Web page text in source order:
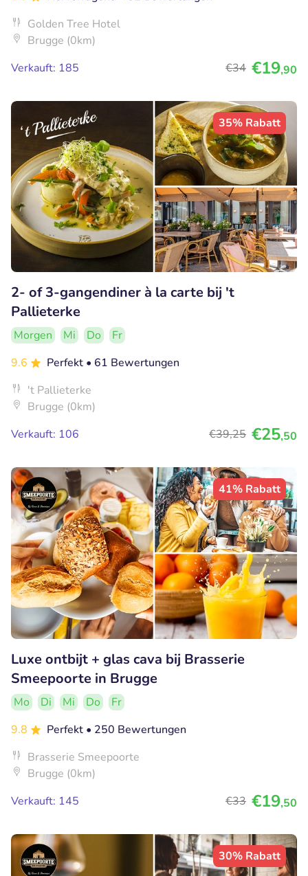
Golden Tree Hotel
Brugge (0km)
Verkauft: 185
€34 €19,90
35% Rabatt
2- of 3-gangendiner à la carte bij 't
Pallieterke
Morgen Mi Do
Fr
9.6
Perfekt • 61 Bewertungen
't Pallieterke
Brugge (0km)
Verkauft: 106
€39,25 €25,50
41% Rabatt
Luxe ontbijt + glas cava bij Brasserie
Smeepoorte in Brugge
Mo Di Mi Do
Fr
9.8
Perfekt • 250 Bewertungen
Brasserie Smeepoorte
Brugge (0km)
Verkauft: 145
€33 €19,50
30% Rabatt